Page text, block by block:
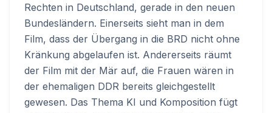
Rechten in Deutschland, gerade in den neuen
Bundesländern. Einerseits sieht man in dem
Film, dass der Übergang in die BRD nicht ohne
Kränkung abgelaufen ist. Andererseits räumt
der Film mit der Mär auf, die Frauen wären in
der ehemaligen DDR bereits gleichgestellt
gewesen. Das Thema KI und Komposition fügt